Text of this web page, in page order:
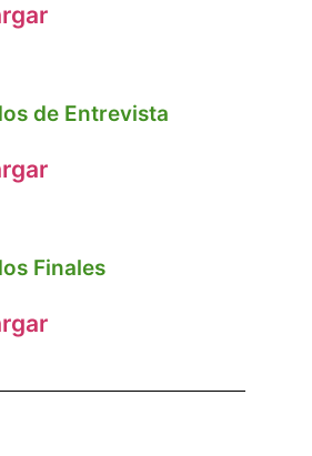
de Entrevista
Finales